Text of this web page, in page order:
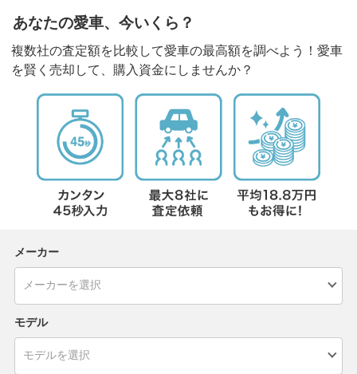
あなたの愛車、今いくら？
複数社の査定額を比較して愛車の最高額を調べよう！愛車
を賢く売却して、購入資金にしませんか？
メーカー
モデル